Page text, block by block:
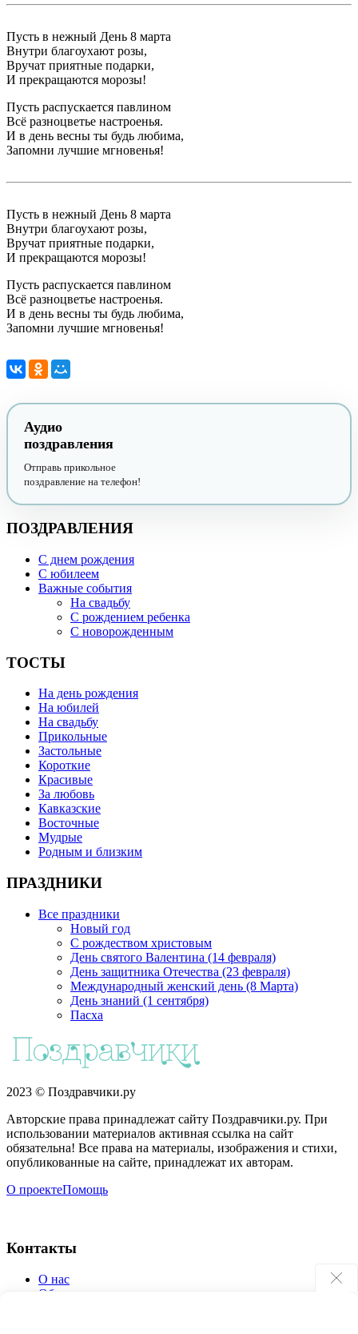
Пусть в нежный День 8 марта
Внутри благоухают розы,
Вручат приятные подарки,
И прекращаются морозы!
Пусть распускается павлином
Всё разноцветье настроенья.
И в день весны ты будь любима,
Запомни лучшие мгновенья!
Пусть в нежный День 8 марта
Внутри благоухают розы,
Вручат приятные подарки,
И прекращаются морозы!
Пусть распускается павлином
Всё разноцветье настроенья.
И в день весны ты будь любима,
Запомни лучшие мгновенья!
Аудио
поздравления
Отправь прикольное
поздравление на телефон!
ПОЗДРАВЛЕНИЯ
С днем рождения
С юбилеем
Важные события
На свадьбу
С рождением ребенка
С новорожденным
ТОСТЫ
На день рождения
На юбилей
На свадьбу
Прикольные
Застольные
Короткие
Красивые
За любовь
Кавказские
Восточные
Мудрые
Родным и близким
ПРАЗДНИКИ
Все праздники
Новый год
С рождеством христовым
День святого Валентина (14 февраля)
День защитника Отечества (23 февраля)
Международный женский день (8 Марта)
День знаний (1 сентября)
Пасха
2023 © Поздравчики.ру
Авторские права принадлежат сайту Поздравчики.ру. При
использовании материалов активная ссылка на сайт
обязательна! Все права на материалы, изображения и стихи,
опубликованные на сайте, принадлежат их авторам.
О проектеПомощь
Контакты
О нас
Обратная связь